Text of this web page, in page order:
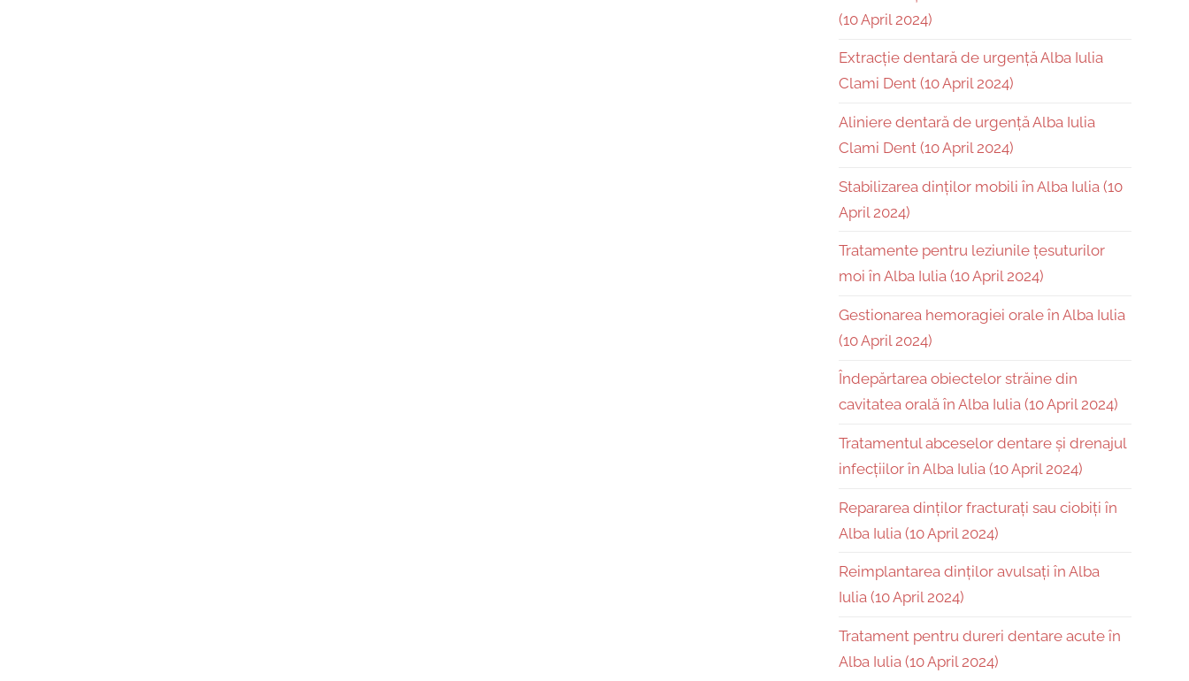
(10 April 2024)
Extracție dentară de urgență Alba Iulia
Clami Dent (10 April 2024)
Aliniere dentară de urgență Alba Iulia
Clami Dent (10 April 2024)
Stabilizarea dinților mobili în Alba Iulia (10
April 2024)
Tratamente pentru leziunile țesuturilor
moi în Alba Iulia (10 April 2024)
Gestionarea hemoragiei orale în Alba Iulia
(10 April 2024)
Îndepărtarea obiectelor străine din
cavitatea orală în Alba Iulia (10 April 2024)
Tratamentul abceselor dentare și drenajul
infecțiilor în Alba Iulia (10 April 2024)
Repararea dinților fracturați sau ciobiți în
Alba Iulia (10 April 2024)
Reimplantarea dinților avulsați în Alba
Iulia (10 April 2024)
Tratament pentru dureri dentare acute în
Alba Iulia (10 April 2024)